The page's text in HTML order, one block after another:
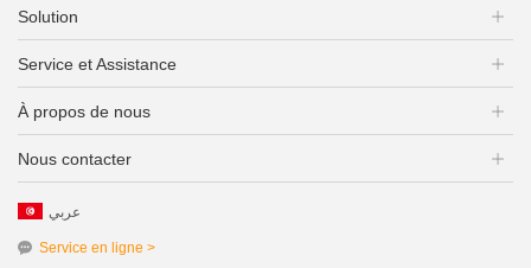
Solution
Service et Assistance
À propos de nous
Nous contacter
عربي
Service en ligne >